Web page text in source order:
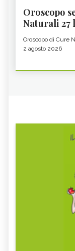
Oroscopo
Naturali 27
Oroscopo di Cure
2 agosto 2026